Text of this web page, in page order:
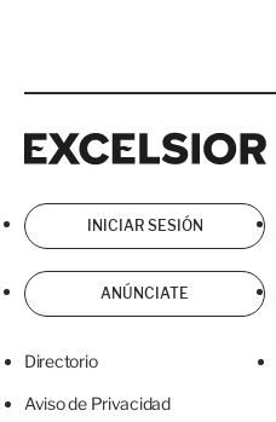
INICIAR SESIÓN
ANÚNCIATE
Directorio
Aviso de Privacidad